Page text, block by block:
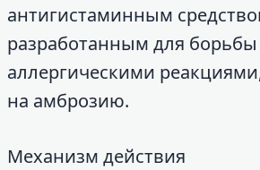
антигистаминным
разработанным для борьбы
аллергическими
на амброзию.
Механизм действия